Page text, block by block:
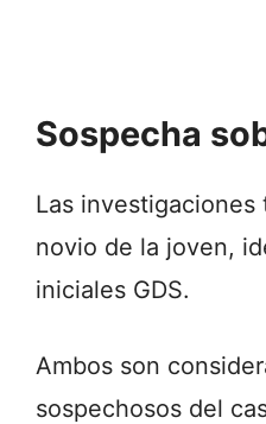
Sospecha
Las
novio de la joven,
iniciales GDS.
Ambos son
sospechosos del